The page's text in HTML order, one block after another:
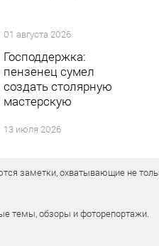
01 августа 2026
Господдержка:
пензенец сумел
создать столярную
мастерскую
13 июля 2026
заметки, охватывающие не
темы, обзоры и фоторепортажи.